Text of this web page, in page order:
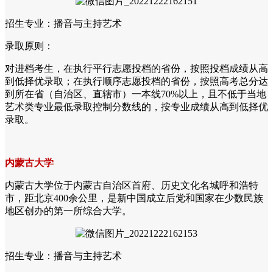
招生专业：播音与主持艺术
录取原则：
对进档考生，在执行平行志愿投档的省份，按照投档成绩从高
到低择优录取；在执行顺序志愿投档的省份，按照高考总分达
到所在省（自治区、直辖市）一本线70%以上，且不低于当地
艺术类专业最低录取控制分数线的，按专业成绩从高到低择优
录取。
内蒙古大学
内蒙古大学位于内蒙古自治区首府、历史文化名城呼和浩特
市，距北京400余公里，是新中国成立后党和国家在少数民族
地区创办的第一所综合大学。
招生专业：播音与主持艺术